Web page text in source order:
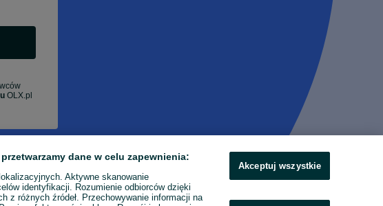
OLX.pl
dane w celu zapewnienia:
Aktywne skanowanie
identyfikacji. Rozumienie odbiorców dzięki
z różnych źródeł. Przechowywanie informacji na
Akceptuj wszystkie